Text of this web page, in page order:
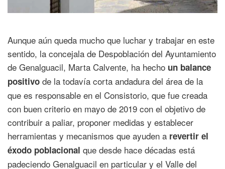
Aunque aún queda mucho que luchar y trabajar en este
sentido, la concejala de Despoblación del Ayuntamiento
de Genalguacil, Marta Calvente, ha hecho un balance
positivo de la todavía corta andadura del área de la
que es responsable en el Consistorio, que fue creada
con buen criterio en mayo de 2019 con el objetivo de
contribuir a paliar, proponer medidas y establecer
herramientas y mecanismos que ayuden a revertir el
éxodo poblacional que desde hace décadas está
padeciendo Genalguacil en particular y el Valle del